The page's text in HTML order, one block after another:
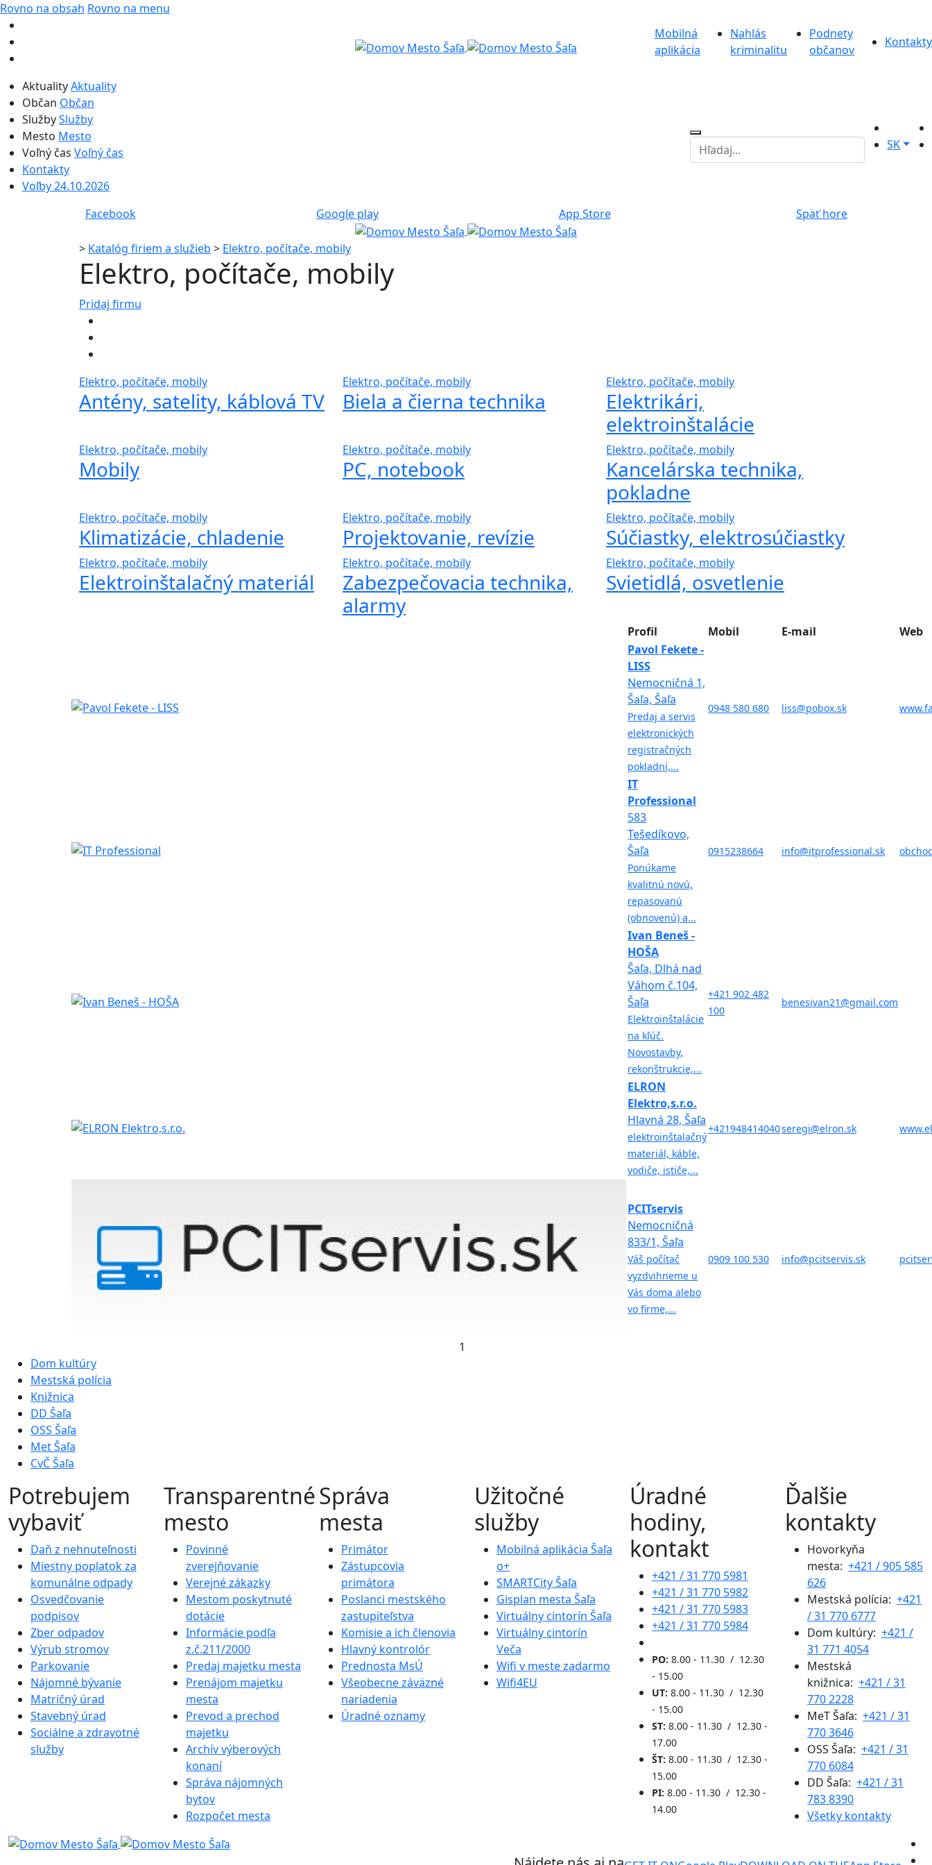
Rovno na obsah Rovno na menu
Mobilná
aplikácia
Nahlás
kriminalitu
Podnety
občanov
Kontakty
AktualityAktuality
Občan Občan
SlužbySlužby
Mesto Mesto
Voľný čas Voľný čas
Kontakty
Voľby 24.10.2026
SK
Facebook Google play App Store Späť hore
> Katalóg firiem a služieb > Elektro, počítače, mobily
Elektro, počítače, mobily
Pridaj firmu
Elektro, počítače, mobily
Antény, satelity, káblová TV
Elektro, počítače, mobily
Biela a čierna technika
Elektro, počítače, mobily
Elektrikári,
elektroinštalácie
Elektro, počítače, mobily
Mobily
Elektro, počítače, mobily
PC, notebook
Elektro, počítače, mobily
Kancelárska technika,
pokladne
Elektro, počítače, mobily
Klimatizácie, chladenie
Elektro, počítače, mobily
Projektovanie, revízie
Elektro, počítače, mobily
Súčiastky, elektrosúčiastky
Elektro, počítače, mobily
Elektroinštalačný materiál
Elektro, počítače, mobily
Zabezpečovacia technika,
alarmy
Elektro, počítače, mobily
Svietidlá, osvetlenie
Profil Mobil E-mail
Web
Pavol Fekete -
LISS
Nemocničná 1,
Šaľa, Šaľa
Predaj a servis
elektronických
registračných
pokladní,...
0948 580 680 liss@pobox.sk
IT
Professional
583
Tešedíkovo,
Šaľa
Ponúkame
kvalitnú novú,
repasovanú
(obnovenú) a...
0915238664 info@itprofessional.sk
Ivan Beneš -
HOŠA
Šaľa, Dlhá nad
Váhom č.104,
Šaľa
Elektroinštalácie
na kľúč.
Novostavby,
rekonštrukcie,...
+421 902 482
100
benesivan21@gmail.com
ELRON
Elektro,s.r.o.
Hlavná 28, Šaľa
elektroinštalačný
materiál, káble,
vodiče, ističe,...
+421948414040seregi@elron.sk
PCITservis
Nemocničná
833/1, Šaľa
Váš počítač
vyzdvihneme u
Vás doma alebo
vo firme,...
0909 100 530 info@pcitservis.sk
1
Dom kultúry
Mestská polícia
Knižnica
DD Šaľa
OSS Šaľa
Met Šaľa
CvČ Šaľa
Potrebujem
vybaviť
Daň z nehnuteľnosti
Miestny poplatok za
komunálne odpady
Osvedčovanie
podpisov
Zber odpadov
Výrub stromov
Parkovanie
Nájomné bývanie
Matričný úrad
Stavebný úrad
Sociálne a zdravotné
služby
Transparentné
mesto
Povinné
zverejňovanie
Verejné zákazky
Mestom poskytnuté
dotácie
Informácie podľa
z.č.211/2000
Predaj majetku mesta
Prenájom majetku
mesta
Prevod a prechod
majetku
Archív výberových
konaní
Správa nájomných
bytov
Rozpočet mesta
Správa
mesta
Primátor
Zástupcovia
primátora
Poslanci mestského
zastupiteľstva
Komisie a ich členovia
Hlavný kontrolór
Prednosta MsÚ
Všeobecne záväzné
nariadenia
Úradné oznamy
Užitočné
služby
Mobilná aplikácia Šaľa
o+
SMARTCity Šaľa
Gisplan mesta Šaľa
Virtuálny cintorín Šaľa
Virtuálny cintorín
Veča
Wifi v meste zadarmo
Wifi4EU
Úradné
hodiny,
kontakt
+421 / 31 770 5981
+421 / 31 770 5982
+421 / 31 770 5983
+421 / 31 770 5984
PO: 8.00 - 11.30 / 12.30
- 15.00
UT: 8.00 - 11.30 / 12.30
- 15.00
ST: 8.00 - 11.30 / 12.30 -
17.00
ŠT: 8.00 - 11.30 / 12.30 -
15.00
PI: 8.00 - 11.30 / 12.30 -
14.00
Ďalšie
kontakty
Hovorkyňa
mesta: +421 / 905 585
626
Mestská polícia: +421
/ 31 770 6777
Dom kultúry: +421 /
31 771 4054
Mestská
knižnica: +421 / 31
770 2228
MeT Šaľa: +421 / 31
770 3646
OSS Šaľa: +421 / 31
770 6084
DD Šaľa: +421 / 31
783 8390
Všetky kontakty